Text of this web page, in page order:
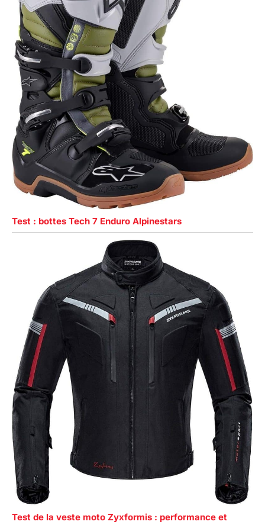
Test : bottes Tech 7 Enduro Alpinestars
Test de la veste moto Zyxformis : performance et